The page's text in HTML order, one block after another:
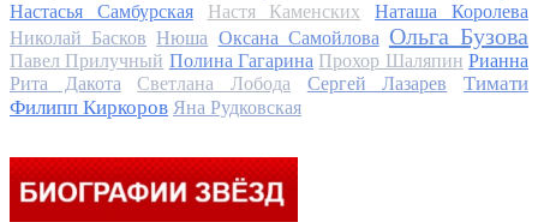
Настасья Самбурская
Настя Каменских
Наташа Королева
Николай Басков Нюша Оксана Самойлова Ольга Бузова
Павел Прилучный Полина Гагарина Прохор Шаляпин Рианна
Рита Дакота
Светлана Лобода Сергей Лазарев
Тимати
Филипп Киркоров Яна Рудковская